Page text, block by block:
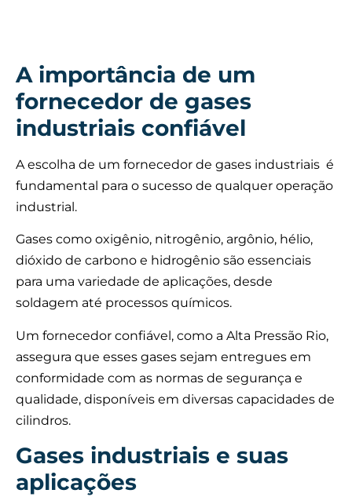
A importância de um
fornecedor de gases
industriais confiável
A escolha de um fornecedor de gases industriais é
fundamental para o sucesso de qualquer operação
industrial.
Gases como oxigênio, nitrogênio, argônio, hélio,
dióxido de carbono e hidrogênio são essenciais
para uma variedade de aplicações, desde
soldagem até processos químicos.
Um fornecedor confiável, como a Alta Pressão Rio,
assegura que esses gases sejam entregues em
conformidade com as normas de segurança e
qualidade, disponíveis em diversas capacidades de
cilindros.
Gases industriais e suas
aplicações